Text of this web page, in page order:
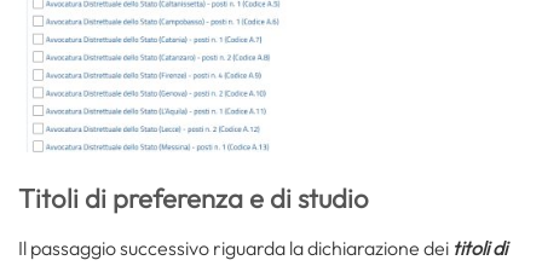
Titoli di preferenza e di studio
Il passaggio successivo riguarda la dichiarazione dei titoli di